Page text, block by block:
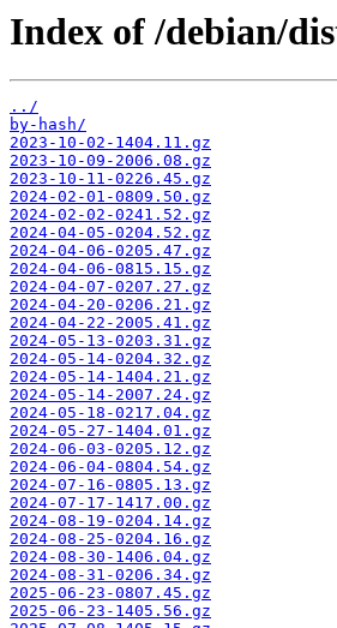
Index of /debian/
../
by-hash/
2023-10-02-1404.11.gz
2023-10-09-2006.08.gz
2023-10-11-0226.45.gz
2024-02-01-0809.50.gz
2024-02-02-0241.52.gz
2024-04-05-0204.52.gz
2024-04-06-0205.47.gz
2024-04-06-0815.15.gz
2024-04-07-0207.27.gz
2024-04-20-0206.21.gz
2024-04-22-2005.41.gz
2024-05-13-0203.31.gz
2024-05-14-0204.32.gz
2024-05-14-1404.21.gz
2024-05-14-2007.24.gz
2024-05-18-0217.04.gz
2024-05-27-1404.01.gz
2024-06-03-0205.12.gz
2024-06-04-0804.54.gz
2024-07-16-0805.13.gz
2024-07-17-1417.00.gz
2024-08-19-0204.14.gz
2024-08-25-0204.16.gz
2024-08-30-1406.04.gz
2024-08-31-0206.34.gz
2025-06-23-0807.45.gz
2025-06-23-1405.56.gz